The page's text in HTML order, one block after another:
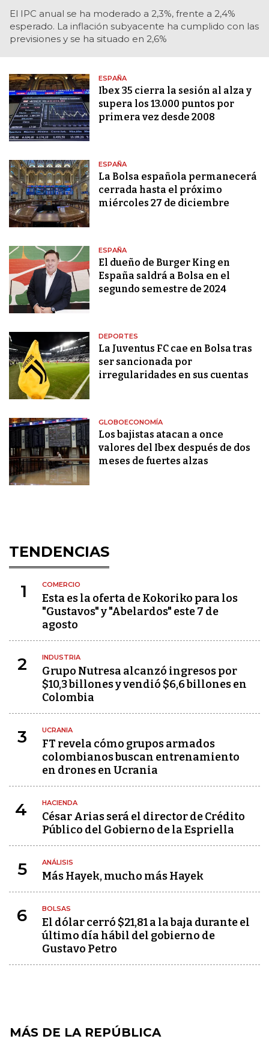
El IPC anual se ha moderado a 2,3%, frente a 2,4%
esperado. La inflación subyacente ha cumplido con las
previsiones y se ha situado en 2,6%
ESPAÑA
Ibex 35 cierra la sesión al alza y
supera los 13.000 puntos por
primera vez desde 2008
ESPAÑA
La Bolsa española permanecerá
cerrada hasta el próximo
miércoles 27 de diciembre
ESPAÑA
El dueño de Burger King en
España saldrá a Bolsa en el
segundo semestre de 2024
DEPORTES
La Juventus FC cae en Bolsa tras
ser sancionada por
irregularidades en sus cuentas
GLOBOECONOMÍA
Los bajistas atacan a once
valores del Ibex después de dos
meses de fuertes alzas
TENDENCIAS
1 COMERCIO
Esta es la oferta de Kokoriko para los
"Gustavos" y "Abelardos" este 7 de
agosto
2 INDUSTRIA
Grupo Nutresa alcanzó ingresos por
$10,3 billones y vendió $6,6 billones en
Colombia
3 UCRANIA
FT revela cómo grupos armados
colombianos buscan entrenamiento
en drones en Ucrania
4 HACIENDA
César Arias será el director de Crédito
Público del Gobierno de la Espriella
5 ANÁLISIS
Más Hayek, mucho más Hayek
6 BOLSAS
El dólar cerró $21,81 a la baja durante el
último día hábil del gobierno de
Gustavo Petro
MÁS DE LA REPÚBLICA